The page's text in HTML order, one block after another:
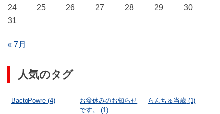
24
25 26 27 28 29
30
31
« 7月
人気のタグ
BactoPowre (4)
お盆休みのお知らせ
です。
(1)
らんちゅ当歳 (1)